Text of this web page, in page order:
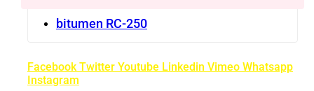
bitumen RC-250
Facebook Twitter Youtube Linkedin Vimeo Whatsapp
Instagram